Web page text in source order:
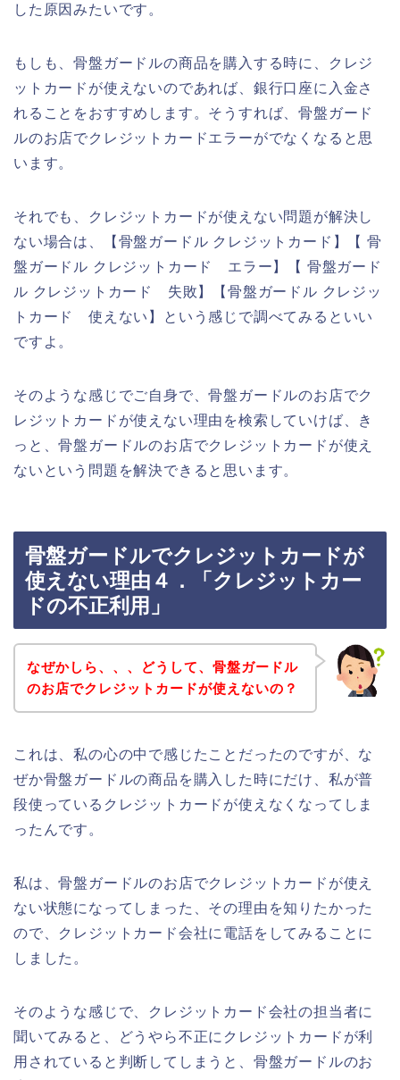
した原因みたいです。
もしも、骨盤ガードルの商品を購入する時に、クレジ
ットカードが使えないのであれば、銀行口座に入金さ
れることをおすすめします。そうすれば、骨盤ガード
ルのお店でクレジットカードエラーがでなくなると思
います。
それでも、クレジットカードが使えない問題が解決し
ない場合は、【骨盤ガードル クレジットカード】【 骨
盤ガードル クレジットカード エラー】【 骨盤ガード
ル クレジットカード 失敗】【骨盤ガードル クレジッ
トカード 使えない】という感じで調べてみるといい
ですよ。
そのような感じでご自身で、骨盤ガードルのお店でク
レジットカードが使えない理由を検索していけば、き
っと、骨盤ガードルのお店でクレジットカードが使え
ないという問題を解決できると思います。
骨盤ガードルでクレジットカードが
使えない理由４．「クレジットカー
ドの不正利用」
なぜかしら、、、どうして、骨盤ガードル
のお店でクレジットカードが使えないの？
これは、私の心の中で感じたことだったのですが、な
ぜか骨盤ガードルの商品を購入した時にだけ、私が普
段使っているクレジットカードが使えなくなってしま
ったんです。
私は、骨盤ガードルのお店でクレジットカードが使え
ない状態になってしまった、その理由を知りたかった
ので、クレジットカード会社に電話をしてみることに
しました。
そのような感じで、クレジットカード会社の担当者に
聞いてみると、どうやら不正にクレジットカードが利
用されていると判断してしまうと、骨盤ガードルのお